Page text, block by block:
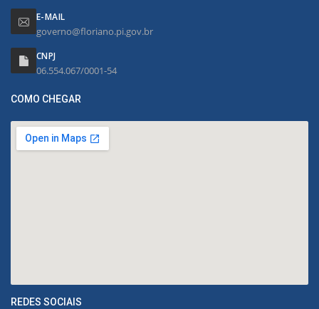
E-MAIL
governo@floriano.pi.gov.br
CNPJ
06.554.067/0001-54
COMO CHEGAR
REDES SOCIAIS